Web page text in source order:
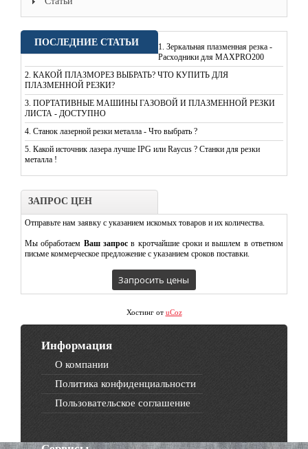
ПОСЛЕДНИЕ СТАТЬИ 1. Зеркальная плазменная резка -
Расходники для MAXPRO200
2. КАКОЙ ПЛАЗМОРЕЗ ВЫБРАТЬ? ЧТО КУПИТЬ ДЛЯ
ПЛАЗМЕННОЙ РЕЗКИ?
3. ПОРТАТИВНЫЕ МАШИНЫ ГАЗОВОЙ И ПЛАЗМЕННОЙ РЕЗКИ
ЛИСТА - ДОСТУПНО
4. Станок лазерной резки металла - Что выбрать ?
5. Какой источник лазера лучше IPG или Raycus ? Станки для резки
металла !
ЗАПРОС ЦЕН
Отправьте нам заявку с указанием искомых товаров и их количества.
Мы обработаем Ваш запросв кротчайшие сроки и вышлем в ответном
письме коммерческое предложение с указанием сроков поставки.
Хостинг от uCoz
Информация
О компании
Политика конфиденциальности
Пользовательское соглашение